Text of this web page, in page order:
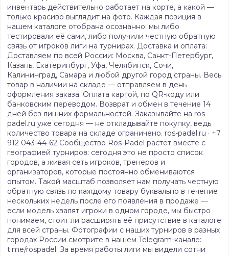
инвентарь действительно работает на корте, а какой —
только красиво выглядит на фото. Каждая позиция в
нашем каталоге отобрана осознанно: мы либо
тестировали её сами, либо получили честную обратную
связь от игроков лиги на турнирах. Доставка и оплата:
Доставляем по всей России: Москва, Санкт-Петербург,
Казань, Екатеринбург, Уфа, Челябинск, Сочи,
Калининград, Самара и любой другой город страны. Весь
товар в наличии на складе — отправляем в день
оформления заказа. Оплата картой, по QR-коду или
банковским переводом. Возврат и обмен в течение 14
дней без лишних формальностей. Заказывайте на ros-
padel.ru уже сегодня — не откладывайте покупку, ведь
количество товара на складе ограничено. ros-padel.ru · +7
912 043-44-62 Сообщество Ros-Padel растёт вместе с
географией турниров: сегодня это не просто список
городов, а живая сеть игроков, тренеров и
организаторов, которые постоянно обмениваются
опытом. Такой масштаб позволяет нам получать честную
обратную связь по каждому товару буквально в течение
нескольких недель после его появления в продаже —
если модель хвалят игроки в одном городе, мы быстро
понимаем, стоит ли расширять её присутствие в каталоге
для всей страны. Фотографии с наших турниров в разных
городах России смотрите в нашем Telegram-канале:
t.me/rospadel. За время работы лиги мы видели сотни